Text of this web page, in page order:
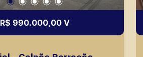
R$ 990.000,00 V